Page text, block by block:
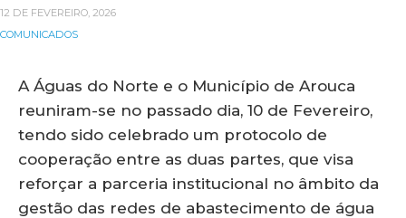
12 DE FEVEREIRO, 2026
COMUNICADOS
A Águas do Norte e o Município de Arouca
reuniram-se no passado dia, 10 de Fevereiro,
tendo sido celebrado um protocolo de
cooperação entre as duas partes, que visa
reforçar a parceria institucional no âmbito da
gestão das redes de abastecimento de água